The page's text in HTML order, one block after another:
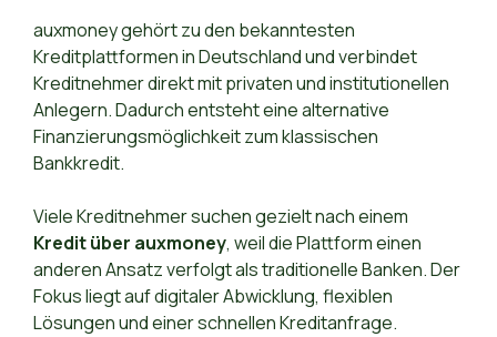
auxmoney gehört zu den bekanntesten
Kreditplattformen in Deutschland und verbindet
Kreditnehmer direkt mit privaten und institutionellen
Anlegern. Dadurch entsteht eine alternative
Finanzierungsmöglichkeit zum klassischen
Bankkredit.
Viele Kreditnehmer suchen gezielt nach einem
Kredit über auxmoney, weil die Plattform einen
anderen Ansatz verfolgt als traditionelle Banken. Der
Fokus liegt auf digitaler Abwicklung, flexiblen
Lösungen und einer schnellen Kreditanfrage.